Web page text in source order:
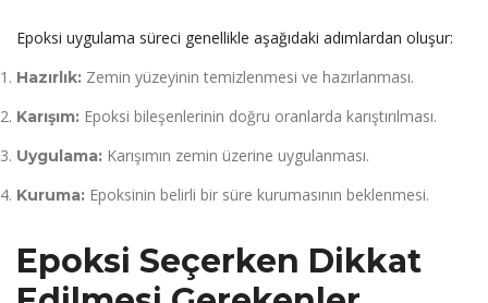
Epoksi uygulama süreci genellikle aşağıdaki adımlardan oluşur:
Hazırlık: Zemin yüzeyinin temizlenmesi ve hazırlanması.
Karışım: Epoksi bileşenlerinin doğru oranlarda karıştırılması.
Uygulama: Karışımın zemin üzerine uygulanması.
Kuruma: Epoksinin belirli bir süre kurumasının beklenmesi.
Epoksi Seçerken Dikkat